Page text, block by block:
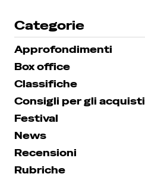
Categorie
Approfondimenti
Box office
Classifiche
Consigli per gli acquisti
Festival
News
Recensioni
Rubriche